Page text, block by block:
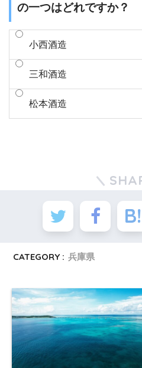
の一つはどれですか？
小西酒造
三和酒造
松本酒造
CATEGORY : 兵庫県